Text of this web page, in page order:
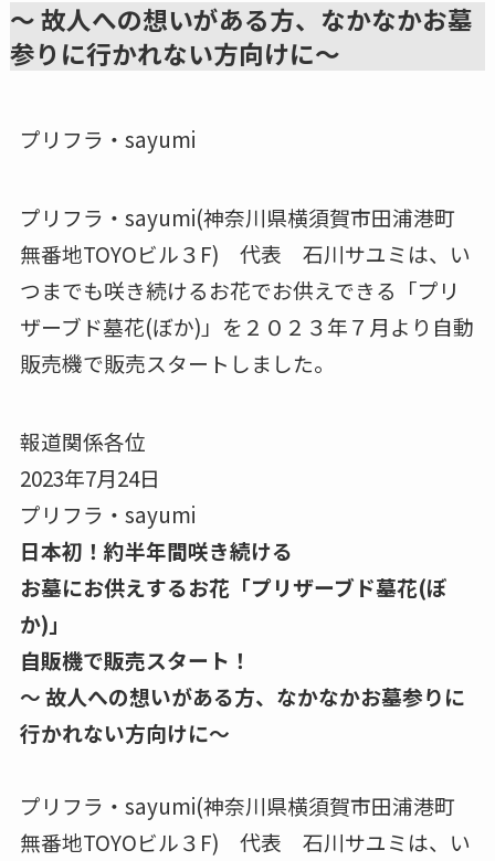
〜 故人への想いがある方、なかなかお墓
参りに行かれない方向けに〜
プリフラ・sayumi
プリフラ・sayumi(神奈川県横須賀市田浦港町
無番地TOYOビル３F) 代表 石川サユミは、い
つまでも咲き続けるお花でお供えできる「プリ
ザーブド墓花(ぼか)」を２０２３年７月より自動
販売機で販売スタートしました。
報道関係各位
2023年7月24日
プリフラ・sayumi
日本初！約半年間咲き続ける
お墓にお供えするお花「プリザーブド墓花(ぼ
か)」
自販機で販売スタート！
〜 故人への想いがある方、なかなかお墓参りに
行かれない方向けに〜
プリフラ・sayumi(神奈川県横須賀市田浦港町
無番地TOYOビル３F) 代表 石川サユミは、い